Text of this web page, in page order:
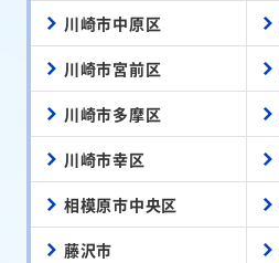
川崎市中原区
川崎市宮前区
川崎市多摩区
川崎市幸区
相模原市中央区
藤沢市